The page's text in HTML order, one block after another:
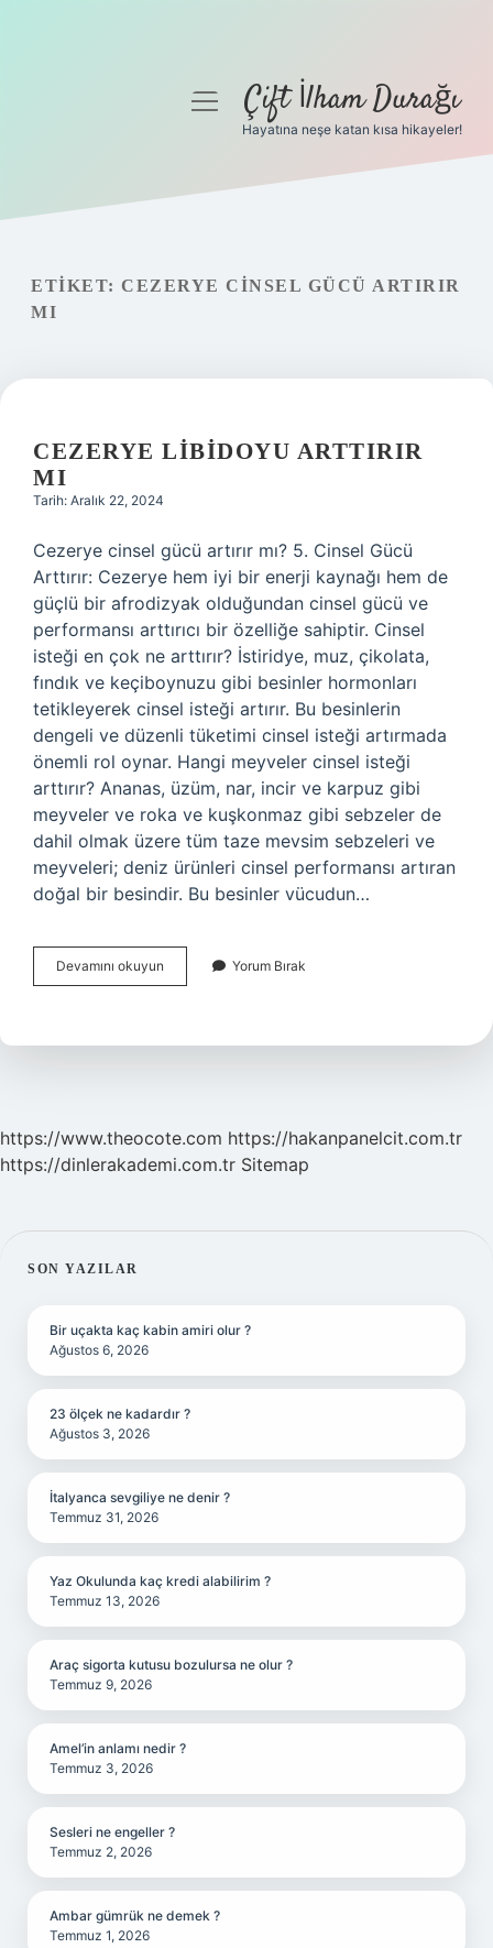
Gizlilik Politikası
Hakkımızda
menüyüÇift İlham Durağı
Hayatına neşe katan kısa hikayeler!
ETIKET: CEZERYE CINSEL GÜCÜ ARTIRIR
MI
CEZERYE LIBIDOYU ARTTIRIR
MI
Tarih: Aralık 22, 2024
Cezerye cinsel gücü artırır mı? 5. Cinsel Gücü
Arttırır: Cezerye hem iyi bir enerji kaynağı hem de
güçlü bir afrodizyak olduğundan cinsel gücü ve
performansı arttırıcı bir özelliğe sahiptir. Cinsel
isteği en çok ne arttırır? İstiridye, muz, çikolata,
fındık ve keçiboynuzu gibi besinler hormonları
tetikleyerek cinsel isteği artırır. Bu besinlerin
dengeli ve düzenli tüketimi cinsel isteği artırmada
önemli rol oynar. Hangi meyveler cinsel isteği
arttırır? Ananas, üzüm, nar, incir ve karpuz gibi
meyveler ve roka ve kuşkonmaz gibi sebzeler de
dahil olmak üzere tüm taze mevsim sebzeleri ve
meyveleri; deniz ürünleri cinsel performansı artıran
doğal bir besindir. Bu besinler vücudun…
Devamını okuyun Cezerye
Libidoyu
Yorum Bırak
https://www.theocote.com https://hakanpanelcit.com.tr
https://dinlerakademi.com.tr Sitemap
SIDEBAR
SON YAZILAR
Bir uçakta kaç kabin amiri olur ?
Ağustos 6, 2026
23 ölçek ne kadardır ?
Ağustos 3, 2026
İtalyanca sevgiliye ne denir ?
Temmuz 31, 2026
Yaz Okulunda kaç kredi alabilirim ?
Temmuz 13, 2026
Araç sigorta kutusu bozulursa ne olur ?
Temmuz 9, 2026
Amel’in anlamı nedir ?
Temmuz 3, 2026
Sesleri ne engeller ?
Temmuz 2, 2026
Ambar gümrük ne demek ?
Temmuz 1, 2026